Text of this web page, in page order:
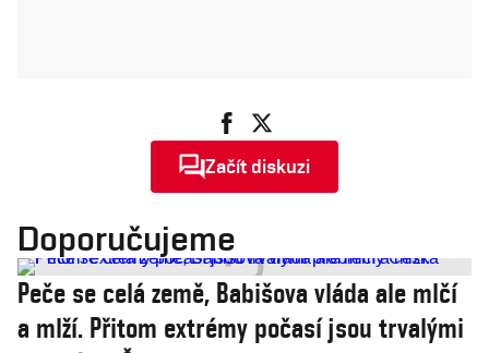
Začít diskuzi
Doporučujeme
Peče se celá země, Babišova vláda ale mlčí
a mlží. Přitom extrémy počasí jsou trvalými